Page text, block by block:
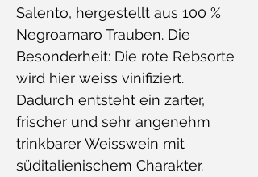
Salento, hergestellt aus 100 %
Negroamaro Trauben. Die
Besonderheit: Die rote Rebsorte
wird hier weiss vinifiziert.
Dadurch entsteht ein zarter,
frischer und sehr angenehm
trinkbarer Weisswein mit
süditalienischem Charakter.